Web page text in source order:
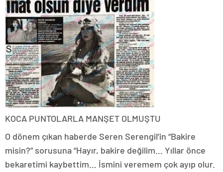
KOCA PUNTOLARLA MANŞET OLMUŞTU
O dönem çıkan haberde Seren Serengil’in “Bakire
misin?” sorusuna “Hayır, bakire değilim… Yıllar önce
bekaretimi kaybettim… İsmini veremem çok ayıp olur.